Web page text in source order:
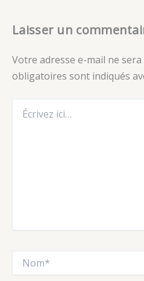
Laisser un
Votre adresse e-mail ne
obligatoires sont indiqués
ici…